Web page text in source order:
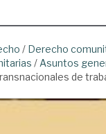
/ Derecho
/ Asuntos
de